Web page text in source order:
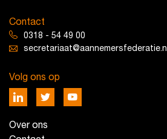
Contact
0318 - 54 49 00
secretariaat@aannemersfederatie.nl
Volg ons op
Over ons